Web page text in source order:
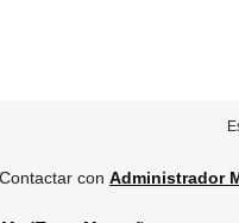
Contactar con Administrador